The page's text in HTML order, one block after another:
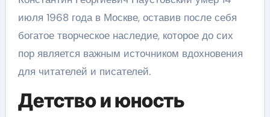
июля 1968 года в Москве, оставив после себя
богатое творческое наследие, которое до сих
пор является важным источником вдохновения
для читателей и писателей.
Детство и юность